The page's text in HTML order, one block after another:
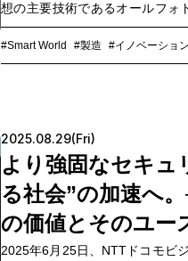
想の主要技術であるオールフォ
下、APN）を用いた分散型デー
日立のストレージ仮想化技術と
証実験を行いました。600km超
やデータリカバリー作業の簡略
が可能であることが確認でき
わってきた両社の主要メンバー
と得られた成果、今後の展望な
#Smart World #製造 #イノベーション
2025.08.29(Fri)
より強固なセキュ
る社会”の加速へ
の価値とそのユー
2025年6月25日、NTTドコモビ